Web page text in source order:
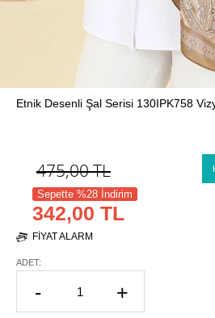
Etnik Desenli Şal Serisi 130IPK758
475,00TL
Sepette %28 İndirim
342,00 TL
FIYAT ALARM
ADET:
- +